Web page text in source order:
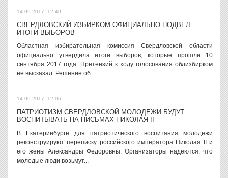
14.09.2017, 12:49
СВЕРДЛОВСКИЙ ИЗБИРКОМ ОФИЦИАЛЬНО ПОДВЕЛ
ИТОГИ ВЫБОРОВ
Областная избирательная комиссия Свердловской области
официально утвердила итоги выборов, которые прошли 10
сентября 2017 года. Претензий к ходу голосования облизбирком
не высказал. Решение об...
14.09.2017, 12:06
ПАТРИОТИЗМ СВЕРДЛОВСКОЙ МОЛОДЕЖИ БУДУТ
ВОСПИТЫВАТЬ НА ПИСЬМАХ НИКОЛАЯ II
В Екатеринбурге для патриотического воспитания молодежи
реконструируют переписку российского императора Николая II и
его жены Александры Федоровны. Организаторы надеются, что
молодые люди возьмут...